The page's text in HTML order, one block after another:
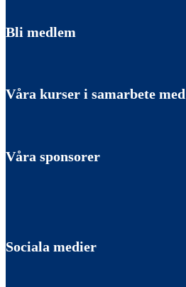
Bli medlem
Våra kurser i samarbete med
Våra sponsorer
Sociala medier